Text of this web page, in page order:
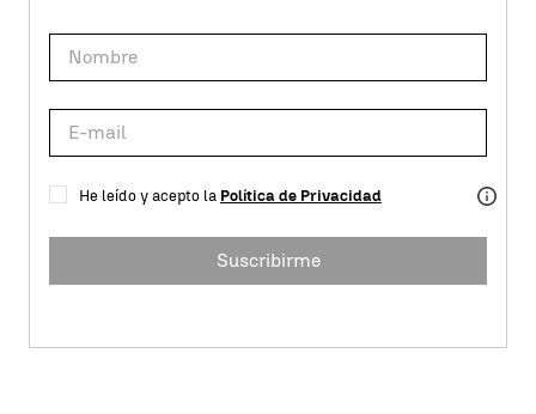
He leído y acepto la Política de Privacidad
Suscribirme